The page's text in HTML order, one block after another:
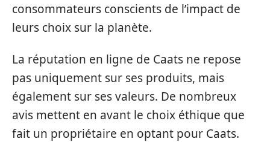
consommateurs conscients de l’impact de
leurs choix sur la planète.
La réputation en ligne de Caats ne repose
pas uniquement sur ses produits, mais
également sur ses valeurs. De nombreux
avis mettent en avant le choix éthique que
fait un propriétaire en optant pour Caats.